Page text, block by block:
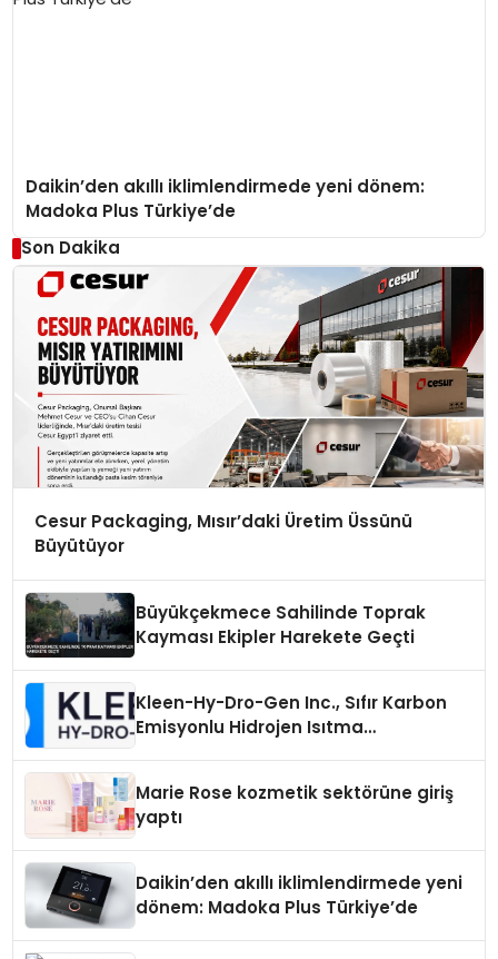
Daikin’den akıllı iklimlendirmede yeni dönem:
Madoka Plus Türkiye’de
Son Dakika
Cesur Packaging, Mısır’daki Üretim Üssünü
Büyütüyor
Büyükçekmece Sahilinde Toprak
Kayması Ekipler Harekete Geçti
Kleen-Hy-Dro-Gen Inc., Sıfır Karbon
Emisyonlu Hidrojen Isıtma
Marie Rose kozmetik sektörüne giriş
yaptı
Daikin’den akıllı iklimlendirmede yeni
dönem: Madoka Plus Türkiye’de